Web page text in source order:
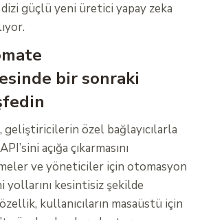
güçlü yeni üretici yapay zeka
bir sonraki
özel bağlayıcılarla
açığa çıkarmasını
ve yöneticiler için otomasyon
yollarını kesintisiz şekilde
kullanıcıların masaüstü için